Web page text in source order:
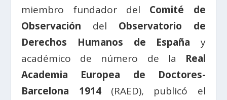
miembro fundador del Comité de
Observación del Observatorio de
Derechos Humanos de España y
académico de número de la Real
Academia Europea de Doctores-
Barcelona 1914(RAED), publicó el